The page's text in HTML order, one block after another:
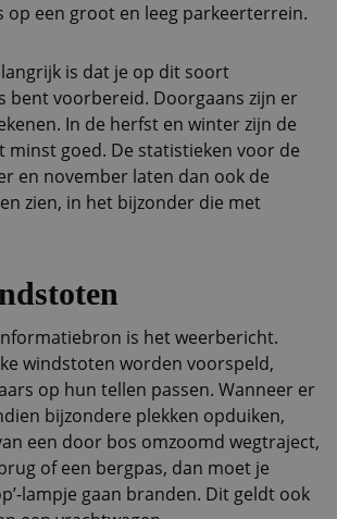
op een groot en leeg parkeerterrein.
is dat je op dit soort
bent voorbereid. Doorgaans zijn er
In de herfst en winter zijn de
minst goed. De statistieken voor de
en november laten dan ook de
zien, in het bijzonder die met
is het weerbericht.
windstoten worden voorspeld,
op hun tellen passen. Wanneer er
bijzondere plekken opduiken,
een door bos omzoomd wegtraject,
of een bergpas, dan moet je
lampje gaan branden. Dit geldt ook